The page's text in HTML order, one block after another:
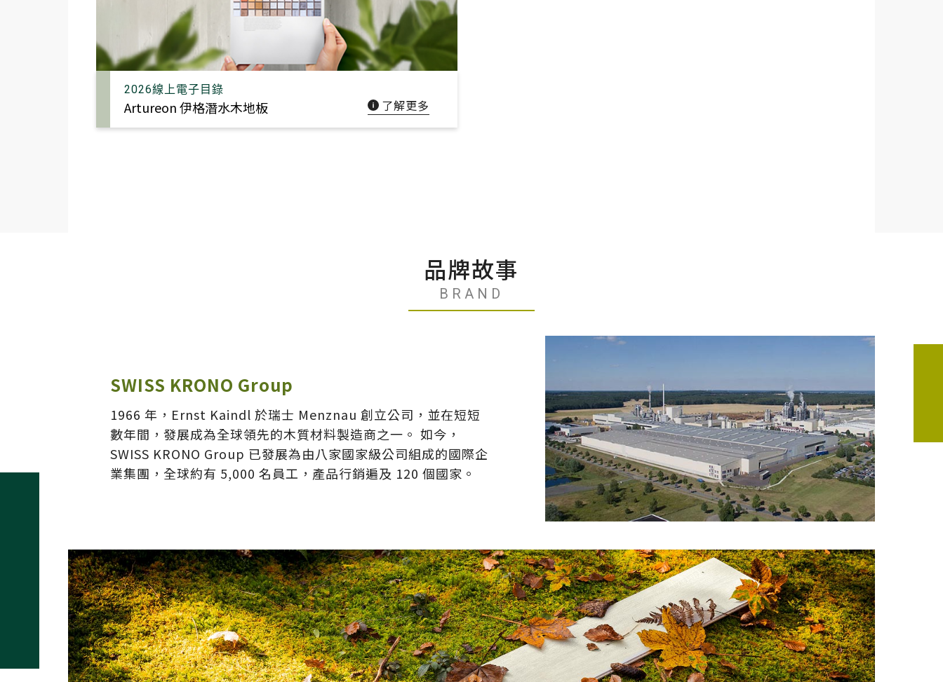
熱門搜尋 太格AI報你知 ESG 碳足跡計算器
2026線上電子目錄
Artureon 伊格潛水木地板 了解更多
品牌故事
BRAND
SWISS KRONO Group
1966 年，Ernst Kaindl 於瑞士 Menznau 創立公司，並在短短
數年間，發展成為全球領先的木質材料製造商之一。 如今，
SWISS KRONO Group 已發展為由八家國家級公司組成的國際企
業集團，全球約有 5,000 名員工，產品行銷遍及 120 個國家。